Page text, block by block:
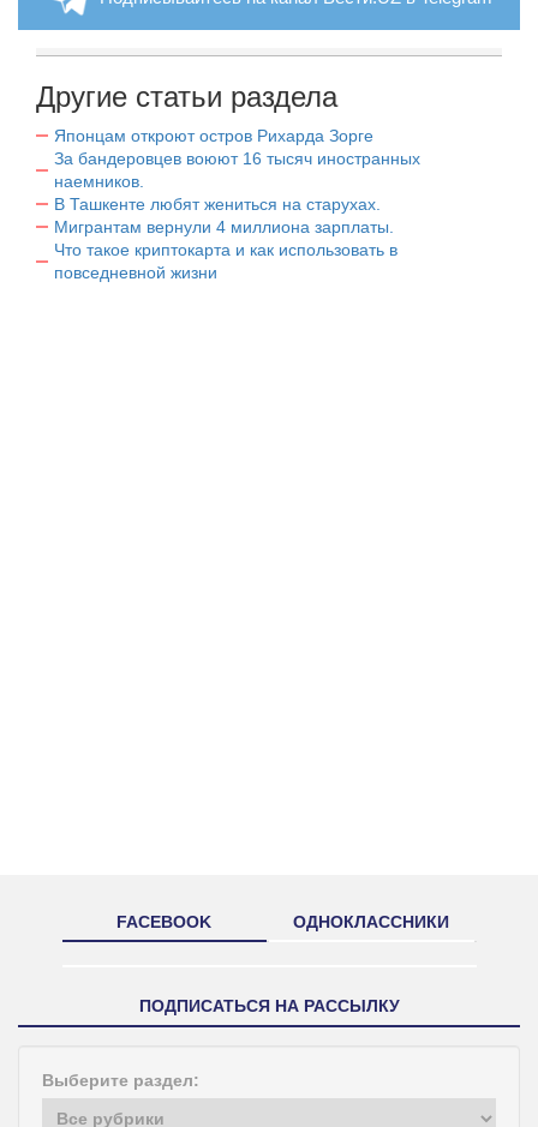
Другие статьи раздела
Японцам откроют остров Рихарда Зорге
За бандеровцев воюют 16 тысяч иностранных
наемников.
В Ташкенте любят жениться на старухах.
Мигрантам вернули 4 миллиона зарплаты.
Что такое криптокарта и как использовать в
повседневной жизни
FACEBOOK ОДНОКЛАССНИКИ
ПОДПИСАТЬСЯ НА РАССЫЛКУ
Выберите раздел: